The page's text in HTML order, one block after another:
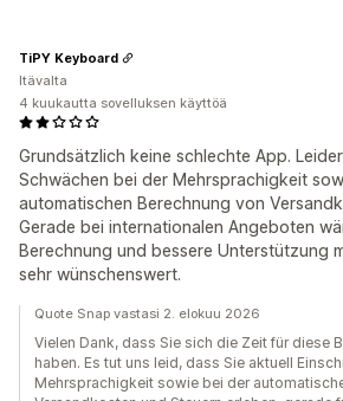
Grundsätzlich keine schlechte App.
Schwächen bei der Mehrsprachigkeit
automatischen Berechnung von
Gerade bei internationalen Angeboten
Berechnung und bessere Unterstützung
sehr wünschenswert.
TiPY Keyboard
Itävalta
4 kuukautta sovelluksen käyttöä
Quote Snap vastasi 2. elokuu 2026
Vielen Dank, dass Sie sich die Zeit für diese
haben. Es tut uns leid, dass Sie aktuell
Mehrsprachigkeit sowie bei der